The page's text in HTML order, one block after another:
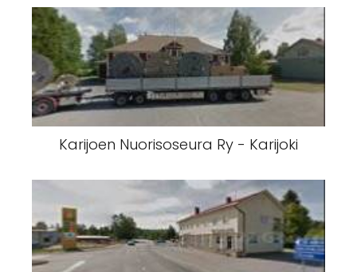
Karijoen Nuorisoseura Ry - Karijoki